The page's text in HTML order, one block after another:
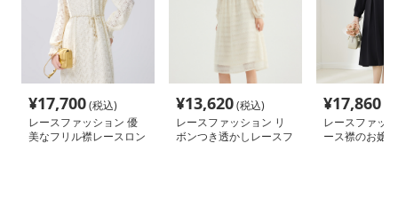
¥17,700(税込)
レースファッション 優
美なフリル襟レースロン
¥13,620(税込)
レースファッション リ
ボンつき透かしレースフ
¥17,860
レースファッ
ース襟のお嬢